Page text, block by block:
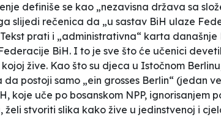
definiše se kao „nezavisna država sa
slijedi rečenica da „u sastav BiH ulaze
prati i „administrativna“ karta današnje
BiH. I to je sve što će učenici
žive. Kao što su djeca u Istočnom
postoji samo „ein grosses Berlin“ (jedan
koje uče po bosanskom NPP, ignorisanjem
želi stvoriti slika kako žive u jedinstvenoj i